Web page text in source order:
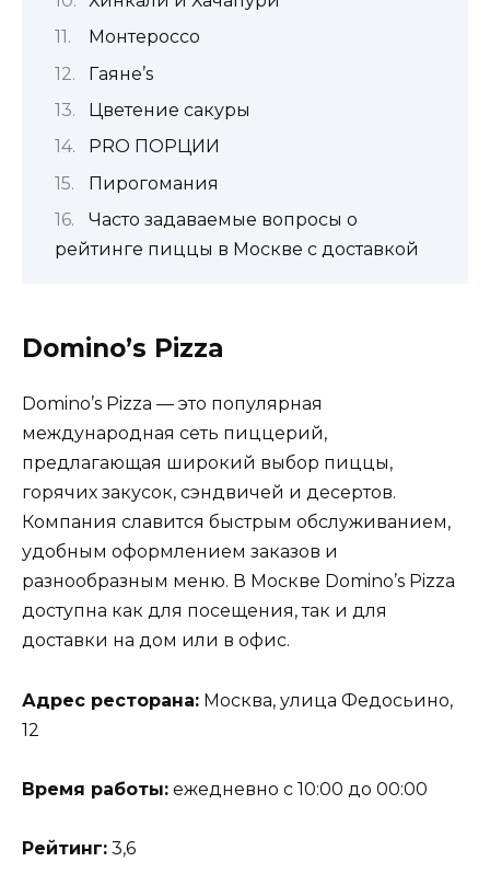
Монтероссо
Гаяне’s
Цветение сакуры
PRO ПОРЦИИ
Пирогомания
Часто задаваемые вопросы о
рейтинге пиццы в Москве с доставкой
Domino’s Pizza
Domino’s Pizza — это популярная
международная сеть пиццерий,
предлагающая широкий выбор пиццы,
горячих закусок, сэндвичей и десертов.
Компания славится быстрым обслуживанием,
удобным оформлением заказов и
разнообразным меню. В Москве Domino’s Pizza
доступна как для посещения, так и для
доставки на дом или в офис.
Адрес ресторана: Москва, улица Федосьино,
12
Время работы: ежедневно с 10:00 до 00:00
Рейтинг: 3,6